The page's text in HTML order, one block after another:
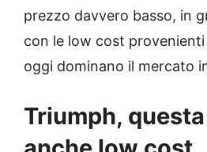
prezzo davvero basso, in
con le low cost provenienti
oggi dominano il mercato
Triumph,